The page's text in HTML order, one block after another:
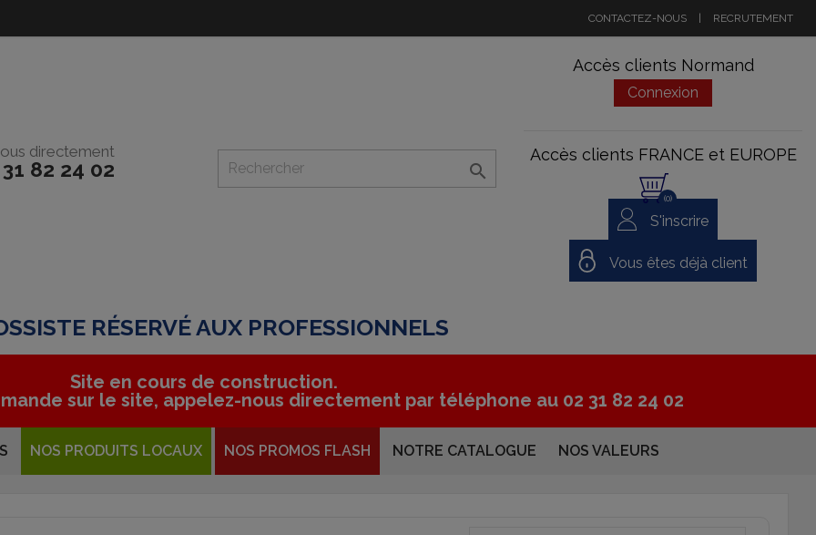
CONTACTEZ-NOUS RECRUTEMENT
directement
82 24 02 
Accès clients Normand
Connexion
Accès clients FRANCE et EUROPE
(0)
S'inscrire
Vous êtes déjà client
RÉSERVÉ AUX PROFESSIONNELS
Site en cours de construction.
sur le site, appelez-nous directement par téléphone au 02 31 82 24 02
NOS PRODUITS LOCAUX NOS PROMOS FLASH NOTRE CATALOGUE NOS VALEURS